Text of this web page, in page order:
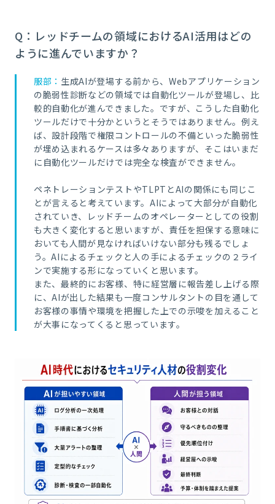
Q：レッドチームの領域におけるAI活用はどの
ように進んでいますか？
服部： 生成AIが登場する前から、Webアプリケーション
の脆弱性診断などの領域では自動化ツールが登場し、比
較的自動化が進んできました。ですが、こうした自動化
ツールだけで十分かというとそうではありません。例え
ば、設計段階で権限コントロールの不備といった脆弱性
が埋め込まれるケースは多々ありますが、そこはいまだ
に自動化ツールだけでは完全な検査ができません。
ペネトレーションテストやTLPTとAIの関係にも同じこ
とが言えると考えています。AIによって大部分が自動化
されていき、レッドチームのオペレーターとしての役割
も大きく変化すると思いますが、責任を担保する意味に
おいても人間が見なければいけない部分も残るでしょ
う。AIによるチェックと人の手によるチェックの２ライ
ンで実施する形になっていくと思います。
また、最終的にお客様、特に経営層に報告差し上げる際
に、AIが出した結果も一度コンサルタントの目を通して
お客様の事情や環境を把握した上での示唆を加えること
が大事になってくると思っています。